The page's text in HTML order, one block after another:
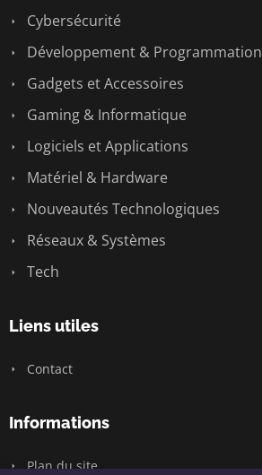
Cybersécurité
Développement & Programmation
Gadgets et Accessoires
Gaming & Informatique
Logiciels et Applications
Matériel & Hardware
Nouveautés Technologiques
Réseaux & Systèmes
Tech
Liens utiles
Contact
Informations
Plan du site